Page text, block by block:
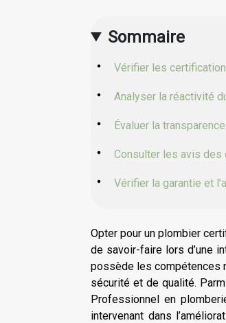
Sommaire
Vérifier les
Analyser la réactivité
Évaluer la
Consulter les avis des
Vérifier la garantie et
Opter pour un plombier
de savoir-faire lors d’une
possède les compétences
sécurité et de qualité.
Professionnel en
intervenant dans